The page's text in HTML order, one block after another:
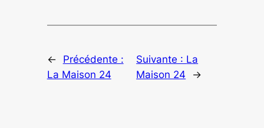
←
Précédente :
La Maison 24
Suivante : La
Maison 24
→